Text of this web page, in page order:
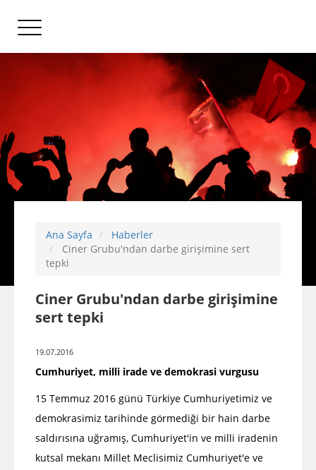
Ana Sayfa
Haberler
Ciner Grubu'ndan darbe girişimine sert
tepki
Ciner Grubu'ndan darbe girişimine
sert tepki
19.07.2016
Cumhuriyet, milli irade ve demokrasi vurgusu
15 Temmuz 2016 günü Türkiye Cumhuriyetimiz ve
demokrasimiz tarihinde görmediği bir hain darbe
saldırısına uğramış, Cumhuriyet'in ve milli iradenin
kutsal mekanı Millet Meclisimiz Cumhuriyet'e ve